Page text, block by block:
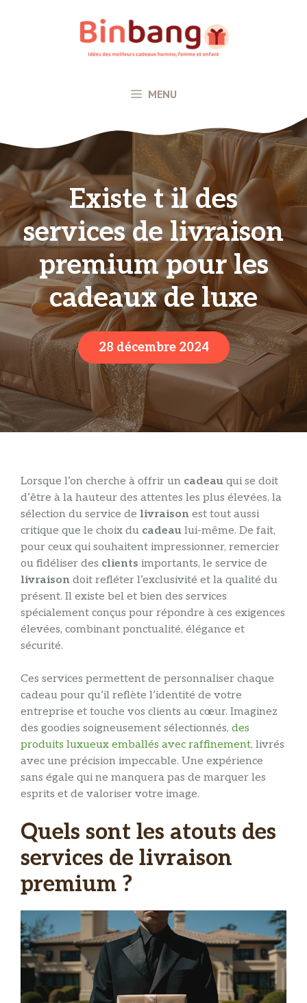
MENU
Existe t il des
services de livraison
premium pour les
cadeaux de luxe
28 décembre 2024
Lorsque l’on cherche à offrir un cadeau qui se doit
d’être à la hauteur des attentes les plus élevées, la
sélection du service de livraison est tout aussi
critique que le choix du cadeau lui-même. De fait,
pour ceux qui souhaitent impressionner, remercier
ou fidéliser des clients importants, le service de
livraison doit refléter l’exclusivité et la qualité du
présent. Il existe bel et bien des services
spécialement conçus pour répondre à ces exigences
élevées, combinant ponctualité, élégance et
sécurité.
Ces services permettent de personnaliser chaque
cadeau pour qu’il reflète l’identité de votre
entreprise et touche vos clients au cœur. Imaginez
des goodies soigneusement sélectionnés, des
produits luxueux emballés avec raffinement, livrés
avec une précision impeccable. Une expérience
sans égale qui ne manquera pas de marquer les
esprits et de valoriser votre image.
Quels sont les atouts des
services de livraison
premium ?